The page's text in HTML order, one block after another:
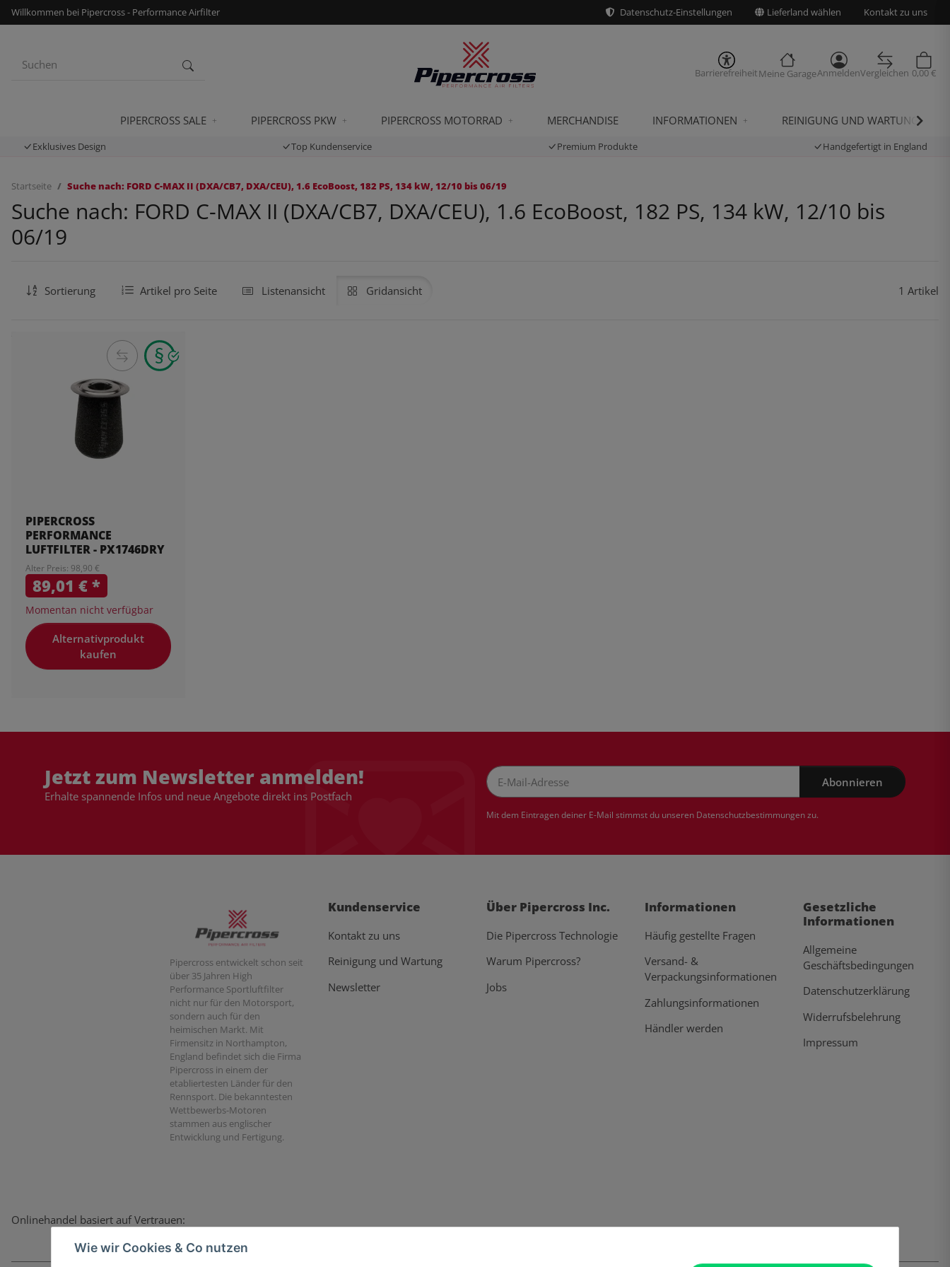
Wie wir Cookies & Co nutzen
Willkommen bei Pipercross - Performance Airfilter Datenschutz-Einstellungen Lieferland wählen Kontakt zu uns
BarrierefreiheitMeine GarageAnmeldenVergleichen 0,00 €
PIPERCROSS SALE PIPERCROSS PKW PIPERCROSS MOTORRAD MERCHANDISE INFORMATIONEN REINIGUNG UND WARTUNG
Exklusives Design Top Kundenservice Premium Produkte Handgefertigt in England
Startseite Suche nach: FORD C-MAX II (DXA/CB7, DXA/CEU), 1.6 EcoBoost, 182 PS, 134 kW, 12/10 bis 06/19
Suche nach: FORD C-MAX II (DXA/CB7, DXA/CEU), 1.6 EcoBoost, 182 PS, 134 kW, 12/10 bis
06/19
Sortierung Artikel pro Seite Listenansicht Gridansicht 1 Artikel
PIPERCROSS
PERFORMANCE
LUFTFILTER - PX1746DRY
Alter Preis: 98,90 €
89,01 €*
Momentan nicht verfügbar
Alternativprodukt
kaufen
Jetzt zum Newsletter anmelden!
Erhalte spannende Infos und neue Angebote direkt ins Postfach
Abonnieren
Mit dem Eintragen deiner E-Mail stimmst du unseren Datenschutzbestimmungenzu.
Pipercross entwickelt schon seit
über 35 Jahren High
Performance Sportluftfilter
nicht nur für den Motorsport,
sondern auch für den
heimischen Markt. Mit
Firmensitz in Northampton,
England befindet sich die Firma
Pipercross in einem der
etabliertesten Länder für den
Rennsport. Die bekanntesten
Wettbewerbs-Motoren
stammen aus englischer
Entwicklung und Fertigung.
Kundenservice
Kontakt zu uns
Reinigung und Wartung
Newsletter
Über Pipercross Inc.
Die Pipercross Technologie
Warum Pipercross?
Jobs
Informationen
Häufig gestellte Fragen
Versand- &
Verpackungsinformationen
Zahlungsinformationen
Händler werden
Gesetzliche
Informationen
Allgemeine
Geschäftsbedingungen
Datenschutzerklärung
Widerrufsbelehrung
Impressum
Onlinehandel basiert auf Vertrauen: